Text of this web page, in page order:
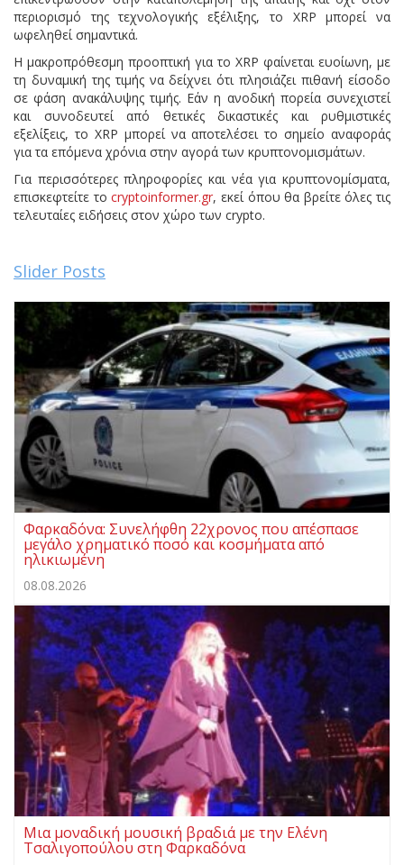
περιορισμό της τεχνολογικής εξέλιξης, το XRP μπορεί να
ωφεληθεί σημαντικά.
Η μακροπρόθεσμη προοπτική για το XRP φαίνεται ευοίωνη, με
τη δυναμική της τιμής να δείχνει ότι πλησιάζει πιθανή είσοδο
σε φάση ανακάλυψης τιμής. Εάν η ανοδική πορεία συνεχιστεί
και συνοδευτεί από θετικές δικαστικές και ρυθμιστικές
εξελίξεις, το XRP μπορεί να αποτελέσει το σημείο αναφοράς
για τα επόμενα χρόνια στην αγορά των κρυπτονομισμάτων.
Για περισσότερες πληροφορίες και νέα για κρυπτονομίσματα,
επισκεφτείτε τοcryptoinformer.gr, εκεί όπου θα βρείτε όλες τις
τελευταίες ειδήσεις στον χώρο των crypto.
Slider Posts
Φαρκαδόνα: Συνελήφθη 22χρονος που απέσπασε
μεγάλο χρηματικό ποσό και κοσμήματα από
ηλικιωμένη
08.08.2026
Μια μοναδική μουσική βραδιά με την Ελένη
Τσαλιγοπούλου στη Φαρκαδόνα